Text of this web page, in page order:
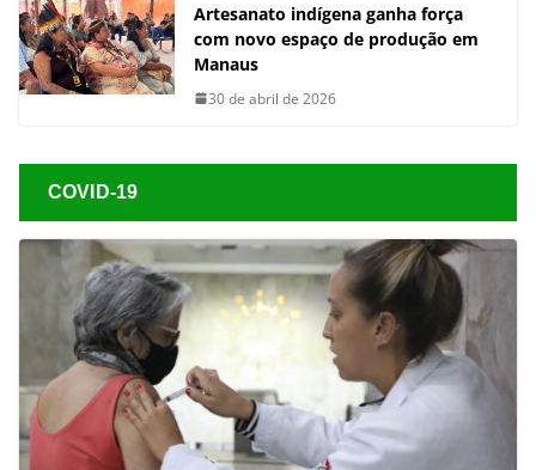
Artesanato indígena ganha força
com novo espaço de produção em
Manaus
30 de abril de 2026
COVID-19